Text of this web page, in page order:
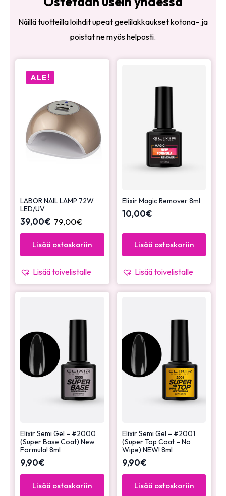
Näillä tuotteilla loihdit upeat geelilakkaukset kotona– ja
poistat ne myös helposti.
ALE!
LABOR NAIL LAMP 72W
LED/UV
79,00€
39,00€
Lisää ostoskoriin
Lisää toivelistalle
Elixir Magic Remover 8ml
10,00€
Lisää ostoskoriin
Lisää toivelistalle
Elixir Semi Gel – #2000
(Super Base Coat) New
Formula! 8ml
9,90€
Lisää ostoskoriin
Elixir Semi Gel – #2001
(Super Top Coat – No
Wipe) NEW! 8ml
9,90€
Lisää ostoskoriin